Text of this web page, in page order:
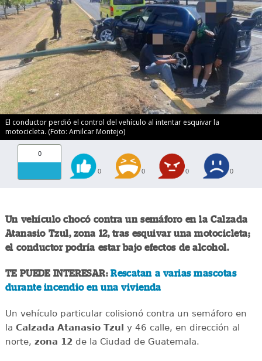
El conductor perdió el control del vehículo al intentar esquivar la
motocicleta. (Foto: Amilcar Montejo)
0
0 0 0 0
Un vehículo chocó contra un semáforo en la Calzada
Atanasio Tzul, zona 12, tras esquivar una motocicleta;
el conductor podría estar bajo efectos de alcohol.
TE PUEDE INTERESAR:Rescatan a varias mascotas
durante incendio en una vivienda
Un vehículo particular colisionó contra un semáforo en
la Calzada Atanasio Tzul y 46 calle, en dirección al
norte, zona 12de la Ciudad de Guatemala.